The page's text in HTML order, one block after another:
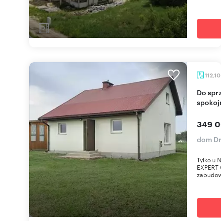
112,10
Do sprzedania dom z dużą działką 10 033 m² w
349
dom
Tylko u